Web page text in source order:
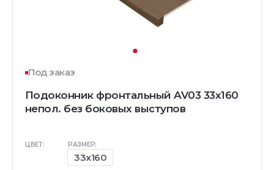
Под заказ
Подоконник фронтальный AV03 33х160
непол. без боковых выступов
ЦВЕТ: РАЗМЕР:
33x160